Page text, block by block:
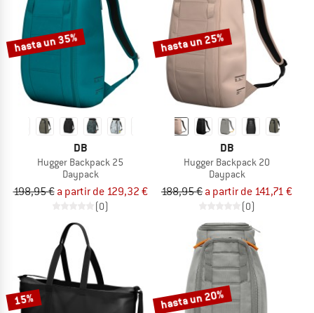
hasta un 35%
DB
Hugger Backpack 25
Daypack
198,95 € a partir de 129,32 €
(0)
hasta un 25%
DB
Hugger Backpack 20
Daypack
188,95 € a partir de 141,71 €
(0)
15% hasta un 20%